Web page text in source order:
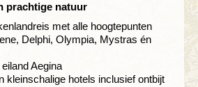
prachtige natuur
met alle hoogtepunten
Delphi, Olympia, Mystras én
Aegina
kleinschalige hotels inclusief ontbijt